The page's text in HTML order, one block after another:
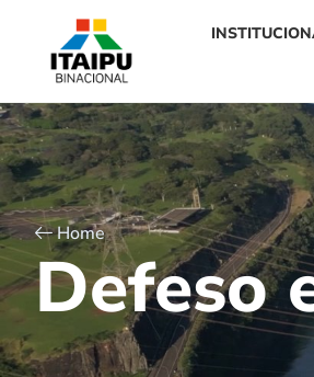
Home
Defeso